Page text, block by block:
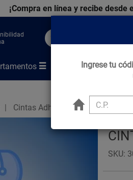
¡Compra en línea y recibe desde
Marcas
Cintas Adhesivas y Pegamentos
SKU:
Ingrese tu